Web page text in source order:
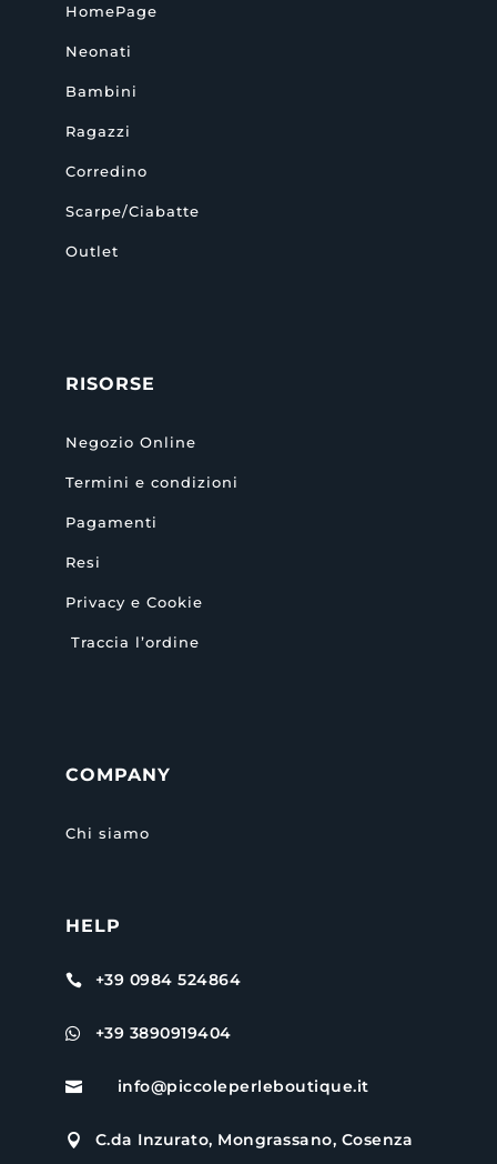
HomePage
Neonati
Bambini
Ragazzi
Corredino
Scarpe/Ciabatte
Outlet
RISORSE
Negozio Online
Termini e condizioni
Pagamenti
Resi
Privacy e Cookie
Traccia l’ordine
COMPANY
Chi siamo
HELP
 +39 0984 524864
 +39 3890919404
 info@piccoleperleboutique.it
 C.da Inzurato, Mongrassano, Cosenza